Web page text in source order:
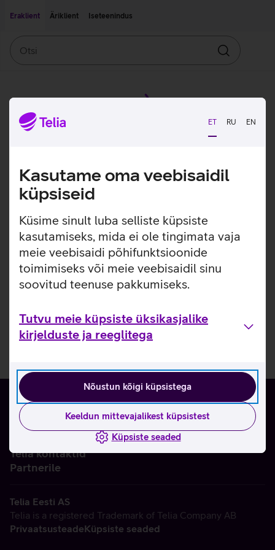
ET RU EN
Kasutame oma veebisaidil
küpsiseid
Küsime sinult luba selliste küpsiste
kasutamiseks, mida ei ole tingimata vaja
meie veebisaidi põhifunktsioonide
toimimiseks või meie veebisaidil sinu
soovitud teenuse pakkumiseks.
Tutvu meie küpsiste üksikasjalike
kirjelduste ja reeglitega
Nõustun kõigi küpsistega
Keeldun mittevajalikest küpsistest
Küpsiste seaded
Eraklient
Äriklient Iseteenindus
Otsin
Telia kontaktid
Partnerile
Telia Eesti AS
Telia is a registered Trademark of Telia Company AB
PrivaatsusteadeKüpsiste seaded